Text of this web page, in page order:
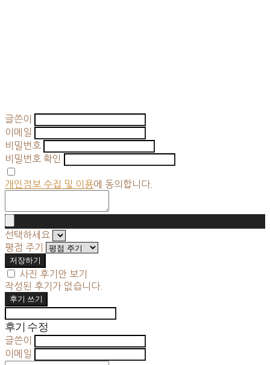
글쓴이
이메일
비밀번호
비밀번호 확인
개인정보 수집 및 이용에 동의합니다.
선택하세요
평점 주기
저장하기
사진 후기만 보기
작성된 후기가 없습니다.
후기 쓰기
후기 수정
글쓴이
이메일